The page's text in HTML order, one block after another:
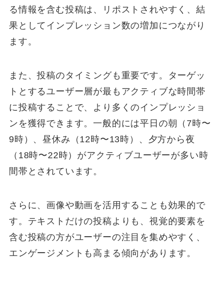
る情報を含む投稿は、リポストされやすく、結
果としてインプレッション数の増加につながり
ます。
また、投稿のタイミングも重要です。ターゲッ
トとするユーザー層が最もアクティブな時間帯
に投稿することで、より多くのインプレッショ
ンを獲得できます。一般的には平日の朝（7時〜
9時）、昼休み（12時〜13時）、夕方から夜
（18時〜22時）がアクティブユーザーが多い時
間帯とされています。
さらに、画像や動画を活用することも効果的で
す。テキストだけの投稿よりも、視覚的要素を
含む投稿の方がユーザーの注目を集めやすく、
エンゲージメントも高まる傾向があります。